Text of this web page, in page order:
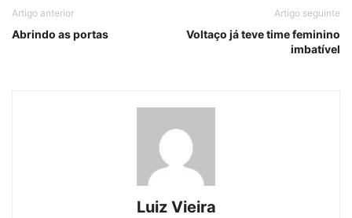
Artigo anterior
Abrindo as portas
Artigo seguinte
Voltaço já teve time feminino
imbatível
Luiz Vieira